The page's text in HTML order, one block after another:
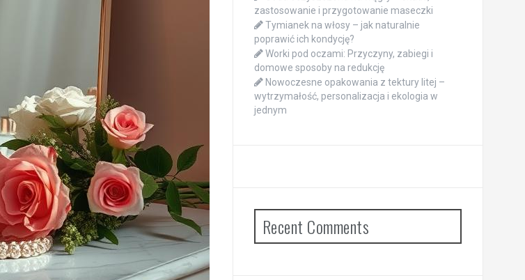
zastosowanie i przygotowanie maseczki
Tymianek na włosy – jak naturalnie
poprawić ich kondycję?
Worki pod oczami: Przyczyny, zabiegi i
domowe sposoby na redukcję
Nowoczesne opakowania z tektury litej –
wytrzymałość, personalizacja i ekologia w
jednym
Recent Comments